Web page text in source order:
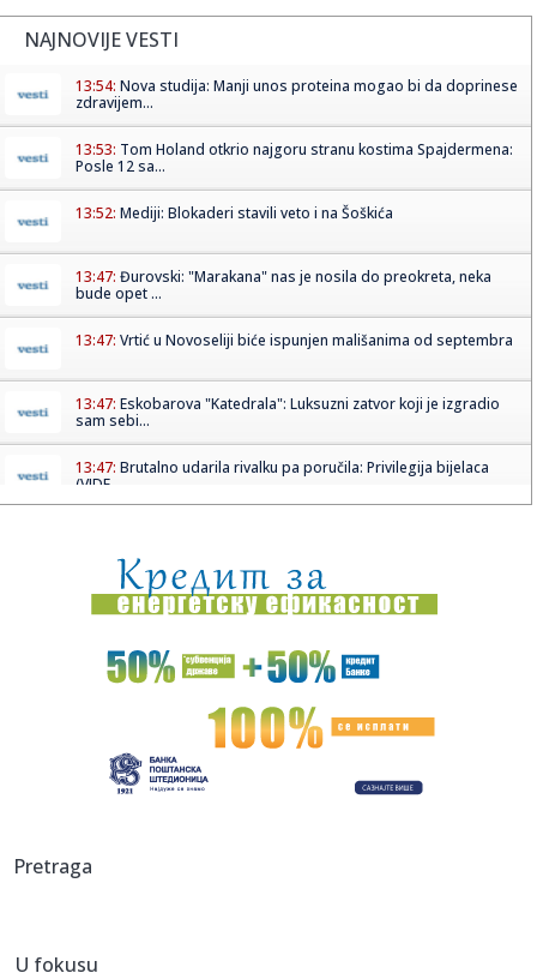
NAJNOVIJE VESTI
13:54: Nova studija: Manji unos proteina mogao bi da doprinese
zdravijem...
13:53: Tom Holand otkrio najgoru stranu kostima Spajdermena:
Posle 12 sa...
13:52: Mediji: Blokaderi stavili veto i na Šoškića
13:47: Đurovski: "Marakana" nas je nosila do preokreta, neka
bude opet ...
13:47: Vrtić u Novoseliji biće ispunjen mališanima od septembra
13:47: Eskobarova "Katedrala": Luksuzni zatvor koji je izgradio
sam sebi...
13:47: Brutalno udarila rivalku pa poručila: Privilegija bijelaca
(VIDE...
13:45:Zenit stiže u Beograd i testira Partizan
13:43:Nizak nivo Dunava otkrio most rimskog cara Konstantina I
u Bugars...
Vučić otkrio koliko ljudi je već na platformi "Ko si, bre, ti?...
13:34:U Sloveniji od utorka jeftinije gorivo
novo ime i grb, ev...
Pretraga
U fokusu